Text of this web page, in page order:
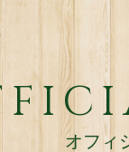
オフィ